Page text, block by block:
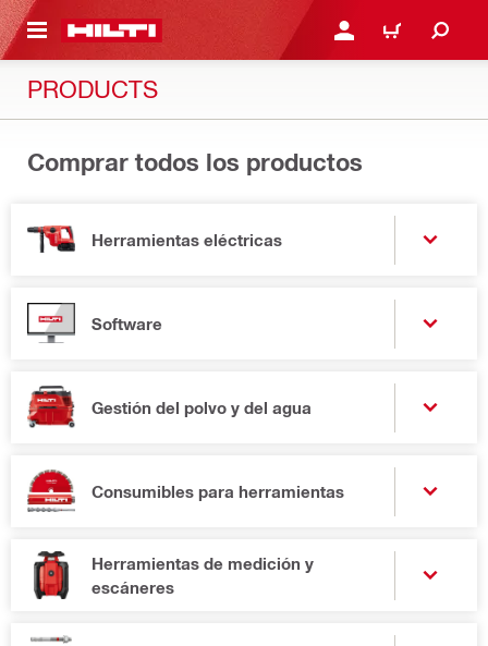
PRINCIPAL INICIE SESIÓN O
CARRITO
PRODUCTS
Comprar todos los productos
Herramientas eléctricas
Software
Gestión del polvo y del agua
Consumibles para herramientas
Herramientas de medición y
escáneres